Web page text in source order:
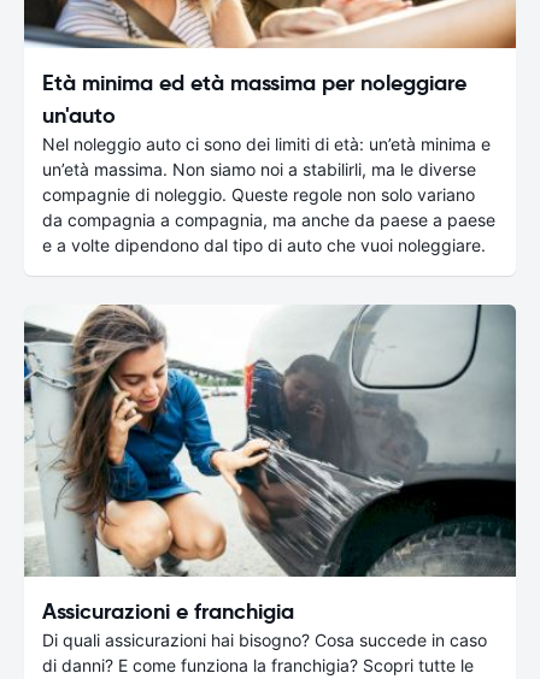
Età minima ed età massima per noleggiare
un'auto
Nel noleggio auto ci sono dei limiti di età: un’età minima e
un’età massima. Non siamo noi a stabilirli, ma le diverse
compagnie di noleggio. Queste regole non solo variano
da compagnia a compagnia, ma anche da paese a paese
e a volte dipendono dal tipo di auto che vuoi noleggiare.
Assicurazioni e franchigia
Di quali assicurazioni hai bisogno? Cosa succede in caso
di danni? E come funziona la franchigia? Scopri tutte le